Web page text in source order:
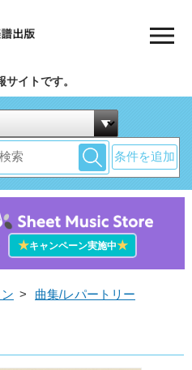
イトです。
条件を追加
★キャンペーン実施中★
> 曲集/レパートリー